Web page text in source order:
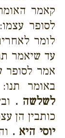
קאמר
לסופר עצמו:
לומר
עד שיאמר
אמר לסופר
באומר תנו:
לשלשה .
כותבין הן
יוסי היא .